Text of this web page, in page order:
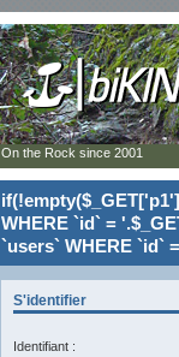
WHERE `id` =
`users` WHERE `id`
S'identifier
Identifiant :
On the Rock since 2001